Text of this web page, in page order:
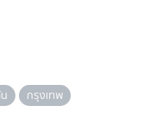
กรุงเทพ